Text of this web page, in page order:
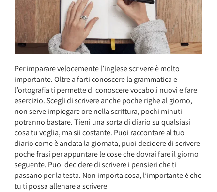
Per imparare velocemente l’inglese scrivere è molto
importante. Oltre a farti conoscere la grammatica e
l’ortografia ti permette di conoscere vocaboli nuovi e fare
esercizio. Scegli di scrivere anche poche righe al giorno,
non serve impiegare ore nella scrittura, pochi minuti
potranno bastare. Tieni una sorta di diario su qualsiasi
cosa tu voglia, ma sii costante. Puoi raccontare al tuo
diario come è andata la giornata, puoi decidere di scrivere
poche frasi per appuntare le cose che dovrai fare il giorno
seguente. Puoi decidere di scrivere i pensieri che ti
passano per la testa. Non importa cosa, l’importante è che
tu ti possa allenare a scrivere.